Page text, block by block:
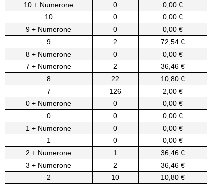
10 + Numerone
0
0,00 €
10
0
0,00 €
9 + Numerone
0
0,00 €
9
2
72,54 €
8 + Numerone
0
0,00 €
7 + Numerone
2
36,46 €
8
22
10,80 €
7
126
2,00 €
0 + Numerone
0
0,00 €
0
0
0,00 €
1 + Numerone
0
0,00 €
1
0
0,00 €
2 + Numerone
1
36,46 €
3 + Numerone
2
36,46 €
2
10
10,80 €